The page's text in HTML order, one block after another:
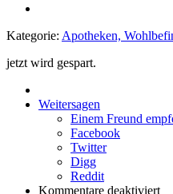
Kategorie: Apotheken,
jetzt wird gespart.
Weitersagen
Einem Freund
Facebook
Twitter
Digg
Reddit
Kommentare deaktiviert